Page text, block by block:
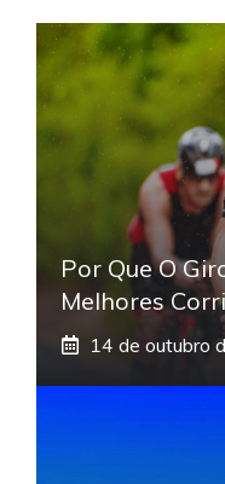
Por Que O
Melhores
14 de outubro